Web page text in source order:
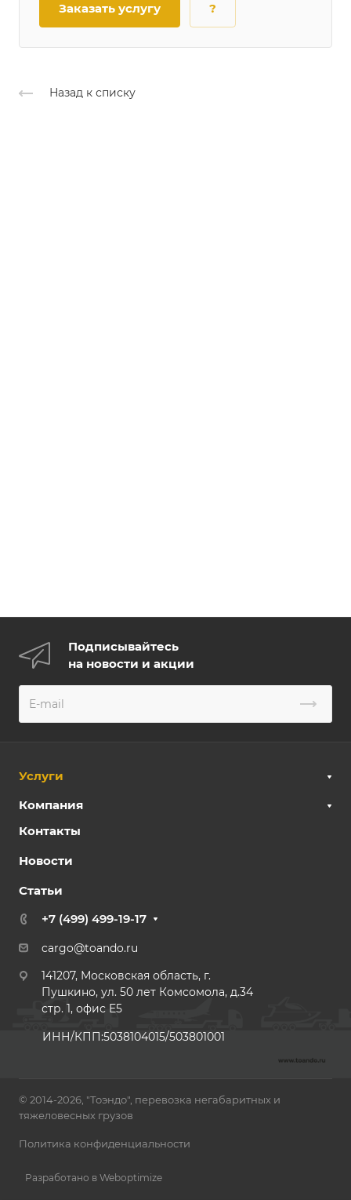
Заказать услугу ?
Назад к списку
Подписывайтесь
на новости и акции
Услуги
Компания
Контакты
Новости
Статьи
+7 (499) 499-19-17
cargo@toando.ru
141207, Московская область, г.
Пушкино, ул. 50 лет Комсомола, д.34
стр. 1, офис E5
ИНН/КПП:5038104015/503801001
© 2014-2026, "Тоэндо", перевозка негабаритных и
тяжеловесных грузов
Политика конфиденциальности
Разработано в Weboptimize